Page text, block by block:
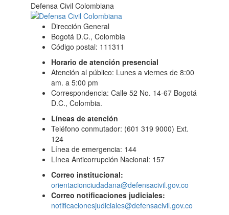
Defensa Civil Colombiana
Dirección General
Bogotá D.C., Colombia
Código postal: 111311
Horario de atención presencial
Atención al público: Lunes a viernes de 8:00
am. a 5:00 pm
Correspondencia: Calle 52 No. 14-67 Bogotá
D.C., Colombia.
Líneas de atención
Teléfono conmutador: (601 319 9000) Ext.
124
Línea de emergencia: 144
Línea Anticorrupción Nacional: 157
Correo institucional:
orientacionciudadana@defensacivil.gov.co
Correo notificaciones judiciales:
notificacionesjudiciales@defensacivil.gov.co